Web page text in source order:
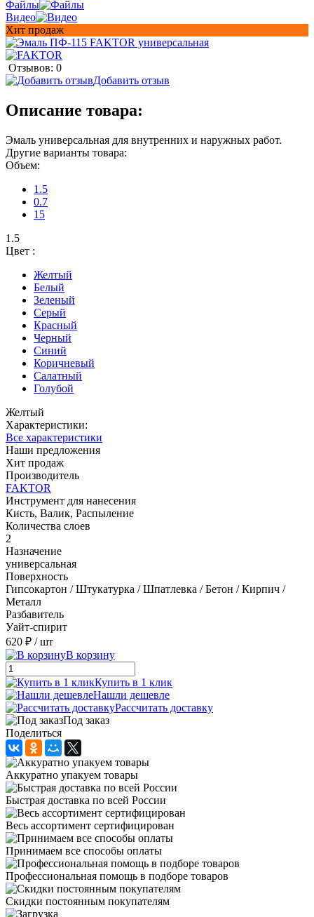
Файлы
Видео
Хит продаж
Отзывов: 0
Добавить отзыв
Описание товара:
Эмаль универсальная для внутренних и наружных работ.
Другие варианты товара:
Объем:
1.5
0.7
15
1.5
Цвет :
Желтый
Белый
Зеленый
Серый
Красный
Черный
Синий
Коричневый
Салатный
Голубой
Желтый
Характеристики:
Все характеристики
Наши предложения
Хит продаж
Производитель
FAKTOR
Инструмент для нанесения
Кисть, Валик, Распыление
Количества слоев
2
Назначение
универсальная
Поверхность
Гипсокартон / Штукатурка / Шпатлевка / Бетон / Кирпич /
Металл
Разбавитель
Уайт-спирит
620 ₽ / шт
В корзину
Купить в 1 клик
Нашли дешевле
Рассчитать доставку
Под заказ
Поделиться
Аккуратно упакуем товары
Быстрая доставка по всей России
Весь ассортимент сертифицирован
Принимаем все способы оплаты
Профессиональная помощь в подборе товаров
Скидки постоянным покупателям